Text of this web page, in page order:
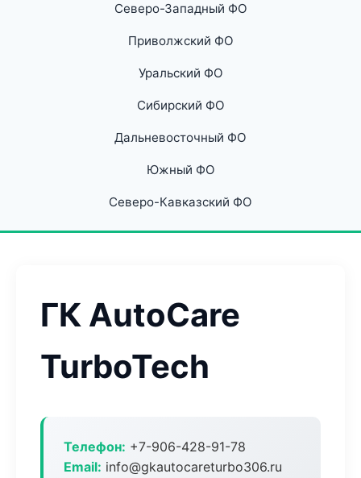
Северо-Западный ФО
Приволжский ФО
Уральский ФО
Сибирский ФО
Дальневосточный ФО
Южный ФО
Северо-Кавказский ФО
ГК AutoCare
TurboTech
Телефон: +7-906-428-91-78
Email: info@gkautocareturbo306.ru